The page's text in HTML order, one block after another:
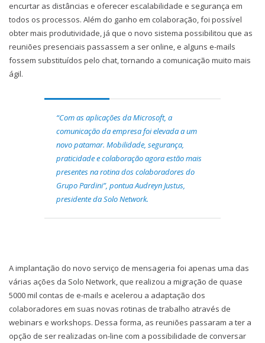
encurtar as distâncias e oferecer escalabilidade e segurança em
todos os processos. Além do ganho em colaboração, foi possível
obter mais produtividade, já que o novo sistema possibilitou que as
reuniões presenciais passassem a ser online, e alguns e-mails
fossem substituídos pelo chat, tornando a comunicação muito mais
ágil.
“Com as aplicações da Microsoft, a
comunicação da empresa foi elevada a um
novo patamar. Mobilidade, segurança,
praticidade e colaboração agora estão mais
presentes na rotina dos colaboradores do
Grupo Pardini”, pontua Audreyn Justus,
presidente da Solo Network.
A implantação do novo serviço de mensageria foi apenas uma das
várias ações da Solo Network, que realizou a migração de quase
5000 mil contas de e-mails e acelerou a adaptação dos
colaboradores em suas novas rotinas de trabalho através de
webinars e workshops. Dessa forma, as reuniões passaram a ter a
opção de ser realizadas on-line com a possibilidade de conversar